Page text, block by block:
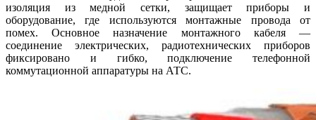
изоляция из медной сетки, защищает приборы и
оборудование, где используются монтажные провода от
помех. Основное назначение монтажного кабеля —
соединение электрических, радиотехнических приборов
фиксировано и гибко, подключение телефонной
коммутационной аппаратуры на АТС.